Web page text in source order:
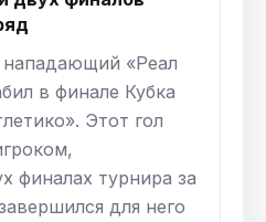
нападающий «Реал
в финале Кубка
Этот гол
финалах турнира за
для него